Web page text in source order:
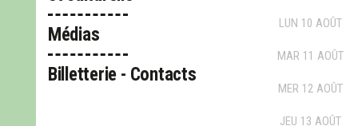
Médias
Billetterie - Contacts
LUN 10 AOÛT
MAR 11 AOÛT
MER 12 AOÛT
JEU 13 AOÛT